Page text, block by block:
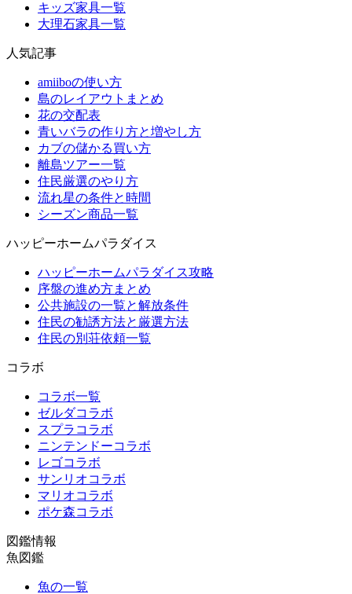
キッズ家具一覧
大理石家具一覧
人気記事
amiiboの使い方
島のレイアウトまとめ
花の交配表
青いバラの作り方と増やし方
カブの儲かる買い方
離島ツアー一覧
住民厳選のやり方
流れ星の条件と時間
シーズン商品一覧
ハッピーホームパラダイス
ハッピーホームパラダイス攻略
序盤の進め方まとめ
公共施設の一覧と解放条件
住民の勧誘方法と厳選方法
住民の別荘依頼一覧
コラボ
コラボ一覧
ゼルダコラボ
スプラコラボ
ニンテンドーコラボ
レゴコラボ
サンリオコラボ
マリオコラボ
ポケ森コラボ
図鑑情報
魚図鑑
魚の一覧